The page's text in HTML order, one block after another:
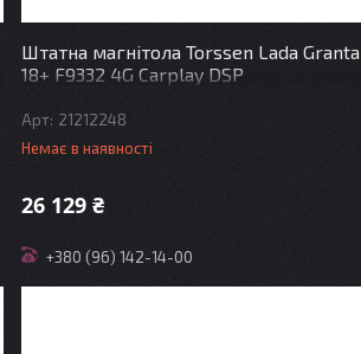
Штатна магнітола Torssen Lada Granta
18+ F9332 4G Carplay DSP
21212248
Немає в наявності
26 129 ₴
+380 (96) 142-14-00